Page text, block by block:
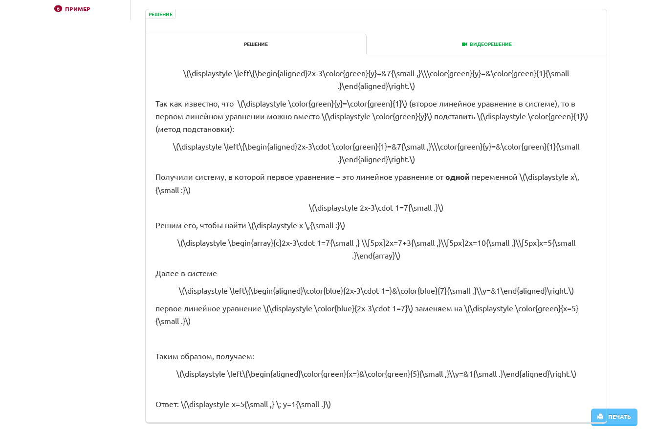
ПЕЧАТЬ
6 ПРИМЕР
РЕШЕНИЕ
РЕШЕНИЕ ВИДЕОРЕШЕНИЕ
\(\displaystyle \left\{\begin{aligned}2x-3\color{green}{y}=&7{\small ,}\\\color{green}{y}=&\color{green}{1}{\small
.}\end{aligned}\right.\)
Так как известно, что \(\displaystyle \color{green}{y}=\color{green}{1}\) (второе линейное уравнение в системе), то в
первом линейном уравнении можно вместо \(\displaystyle \color{green}{y}\) подставить \(\displaystyle \color{green}{1}\)
(метод подстановки):
\(\displaystyle \left\{\begin{aligned}2x-3\cdot \color{green}{1}=&7{\small ,}\\\color{green}{y}=&\color{green}{1}{\small
.}\end{aligned}\right.\)
Получили систему, в которой первое уравнение – это линейное уравнение отодной переменной \(\displaystyle x\,
{\small :}\)
\(\displaystyle 2x-3\cdot 1=7{\small .}\)
Решим его, чтобы найти \(\displaystyle x \,{\small :}\)
\(\displaystyle \begin{array}{c}2x-3\cdot 1=7{\small ,} \\[5px]2x=7+3{\small ,}\\[5px]2x=10{\small ,}\\[5px]x=5{\small
.}\end{array}\)
Далее в системе
\(\displaystyle \left\{\begin{aligned}\color{blue}{2x-3\cdot 1=}&\color{blue}{7}{\small ,}\\y=&1\end{aligned}\right.\)
первое линейное уравнение \(\displaystyle \color{blue}{2x-3\cdot 1=7}\) заменяем на \(\displaystyle \color{green}{x=5}
{\small .}\)
Таким образом, получаем:
\(\displaystyle \left\{\begin{aligned}\color{green}{x=}&\color{green}{5}{\small ,}\\y=&1{\small .}\end{aligned}\right.\)
Ответ: \(\displaystyle x=5{\small ,} \; y=1{\small .}\)